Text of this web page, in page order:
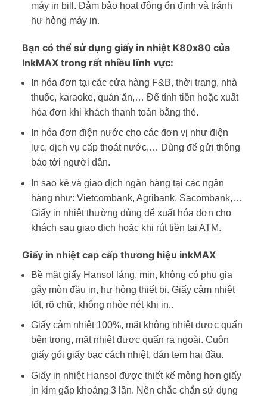
máy in bill. Đảm bảo hoạt động ổn định và tránh
hư hỏng máy in.
Bạn có thể sử dụng giấy in nhiệt K80x80 của
InkMAX trong rất nhiều lĩnh vực:
In hóa đơn tại các cửa hàng F&B, thời trang, nhà
thuốc, karaoke, quán ăn,… Để tính tiền hoặc xuất
hóa đơn khi khách thanh toán bằng thẻ.
In hóa đơn điện nước cho các đơn vị như điện
lực, dịch vụ cấp thoát nước,… Dùng để gửi thông
báo tới người dân.
In sao kê và giao dịch ngân hàng tại các ngân
hàng như: Vietcombank, Agribank, Sacombank,…
Giấy in nhiêt thường dùng để xuất hóa đơn cho
khách sau giao dịch hoặc khi rút tiền tại ATM.
Giấy in nhiệt cap cấp thương hiệu inkMAX
Bề mặt giấy Hansol láng, mịn, không có phụ gia
gây mòn đầu in, hư hỏng thiết bị. Giấy cảm nhiệt
tốt, rõ chữ, không nhòe nét khi in..
Giấy cảm nhiệt 100%, mặt không nhiệt được quấn
bên trong, mặt nhiệt được quấn ra ngoài. Cuộn
giấy gói giấy bạc cách nhiệt, dán tem hai đầu.
Giấy in nhiệt Hansol được thiết kế mỏng hơn giấy
in kim gấp khoảng 3 lần. Nên chắc chắn sử dụng